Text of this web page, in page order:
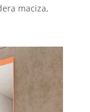
maciza,